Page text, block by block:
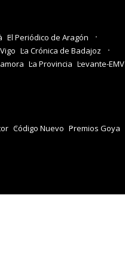
El Periódico de Aragón
La Crónica de Badajoz
La Provincia Levante-EMV
Código Nuevo Premios Goya